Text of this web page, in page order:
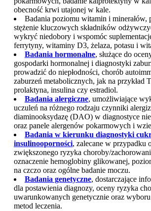
obecność krwi utajonej w kale.
Badania poziomu witamin i minerałów,
stężenie kluczowych składników
wykryć niedobory i wspomóc
ferrytyny, witaminy D3, żelaza, potasu i
Badania hormonalne, służące do
gospodarki hormonalnej i diagnostyki
prowadzić do niepłodności, chorób
zaburzeń metabolicznych, jak na przykład
prolaktyna, insulina czy estradiol.
Badania alergiczne, umożliwiające
uczuleń na różnego rodzaju czynniki
diaminooksydazę (DAO) w diagnostyce
oraz panele alergenów pokarmowych i
Badania w kierunku diagnostyki
insulinooporności, zalecane w przypadku
zwiększonego ryzyka choroby/
oznaczenie hemoglobiny glikowanej,
na czczo oraz ogólne badanie moczu.
Badania genetyczne, dostarczające
dla postawienia diagnozy, oceny ryzyka
uwarunkowanych genetycznie oraz
metod leczenia.